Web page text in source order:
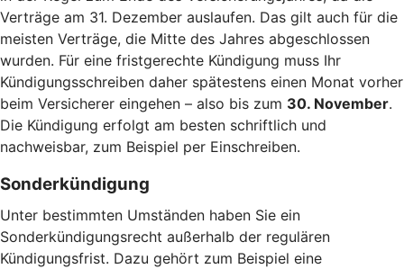
Verträge am 31. Dezember auslaufen. Das gilt auch für die
meisten Verträge, die Mitte des Jahres abgeschlossen
wurden. Für eine fristgerechte Kündigung muss Ihr
Kündigungsschreiben daher spätestens einen Monat vorher
beim Versicherer eingehen – also bis zum 30. November.
Die Kündigung erfolgt am besten schriftlich und
nachweisbar, zum Beispiel per Einschreiben.
Sonderkündigung
Unter bestimmten Umständen haben Sie ein
Sonderkündigungsrecht außerhalb der regulären
Kündigungsfrist. Dazu gehört zum Beispiel eine